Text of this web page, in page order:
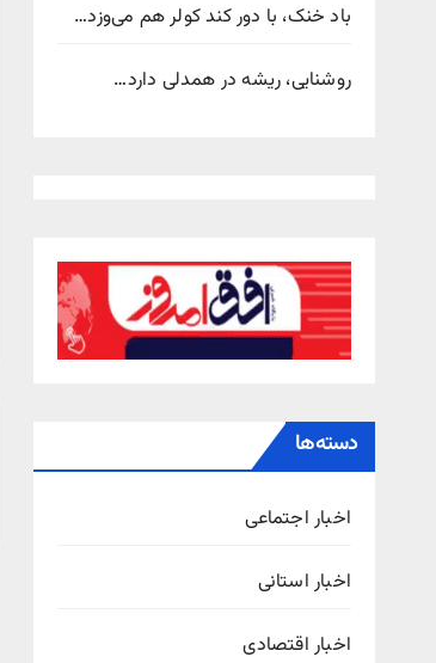
باد خنک، با دور کند کولر هم می‌وزد…
روشنایی، ریشه در همدلی دارد…
دسته‌ها
اخبار اجتماعی
اخبار استانی
اخبار اقتصادی